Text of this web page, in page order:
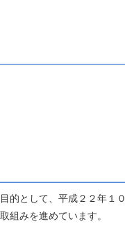
的として、平成２２年１０
組みを進めています。